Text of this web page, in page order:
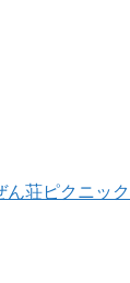
ん荘ピクニッ